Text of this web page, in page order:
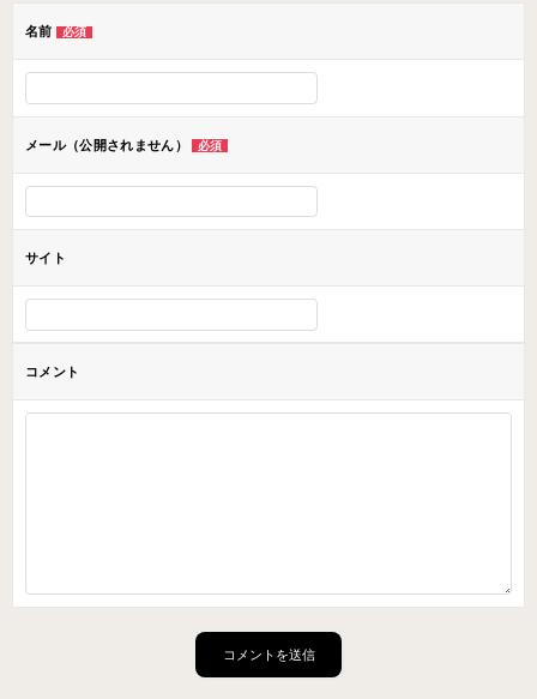
ョ
ン
名前 必須
メール（公開されません） 必須
サイト
コメント